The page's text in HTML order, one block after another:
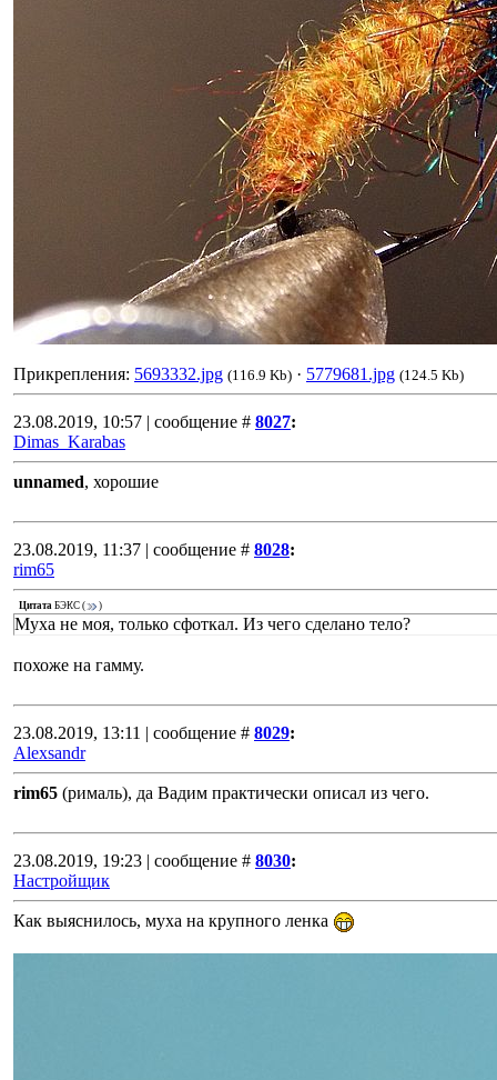
Прикрепления: 5693332.jpg (116.9 Kb) · 5779681.jpg (124.5 Kb)
23.08.2019, 10:57 | сообщение # 8027:
Dimas_Karabas
unnamed, хорошие
23.08.2019, 11:37 | сообщение # 8028:
rim65
Цитата БЭКС ( )
Муха не моя, только сфоткал. Из чего сделано тело?
похоже на гамму.
23.08.2019, 13:11 | сообщение # 8029:
Alexsandr
rim65 (рималь), да Вадим практически описал из чего.
23.08.2019, 19:23 | сообщение # 8030:
Настройщик
Как выяснилось, муха на крупного ленка